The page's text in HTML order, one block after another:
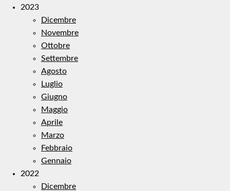
2023
Dicembre
Novembre
Ottobre
Settembre
Agosto
Luglio
Giugno
Maggio
Aprile
Marzo
Febbraio
Gennaio
2022
Dicembre